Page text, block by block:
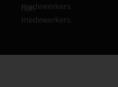
hun
medewerkers.
medewerkers.